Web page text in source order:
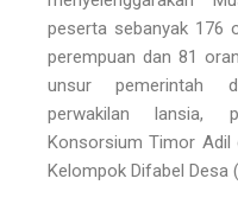
peserta sebanyak 176
perempuan dan 81
unsur pemerintah
perwakilan lansia,
Konsorsium Timor Adil
Kelompok Difabel Desa